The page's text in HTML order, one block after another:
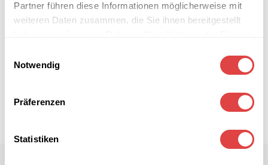
Partner führen diese Informationen möglicherweise mit
weiteren Daten zusammen, die Sie ihnen bereitgestellt
Notwendig
Präferenzen
Statistiken